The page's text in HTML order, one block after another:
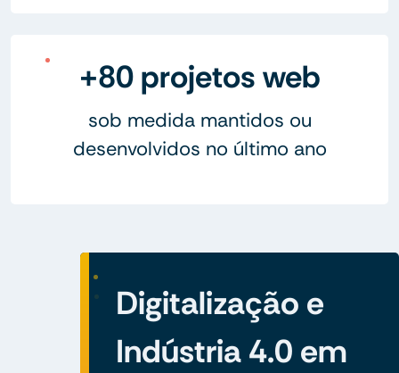
+80 projetos web
sob medida mantidos ou
desenvolvidos no último ano
Digitalização e
Indústria 4.0 em